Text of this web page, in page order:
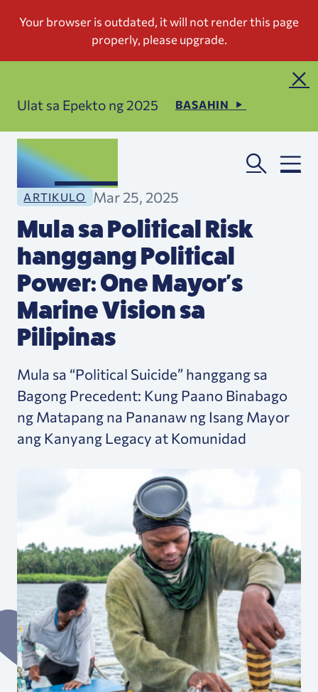
Ulat sa Epekto ng 2025 BASAHIN
ARTIKULO Mar 25, 2025
Mula sa Political Risk
hanggang Political
Power: One Mayor's
Marine Vision sa
Pilipinas
Mula sa “Political Suicide” hanggang sa
Bagong Precedent: Kung Paano Binabago
ng Matapang na Pananaw ng Isang Mayor
ang Kanyang Legacy at Komunidad